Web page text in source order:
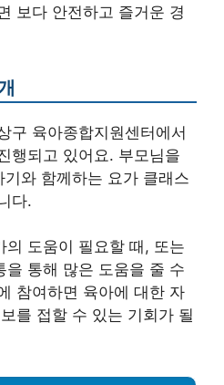
보다 안전하고 즐거운 경
구 육아종합지원센터에서
행되고 있어요. 부모님을
와 함께하는 요가 클래스
다.
의 도움이 필요할 때, 또는
을 통해 많은 도움을 줄 수
참여하면 육아에 대한 자
를 접할 수 있는 기회가 될